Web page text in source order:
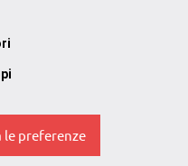
le preferenze